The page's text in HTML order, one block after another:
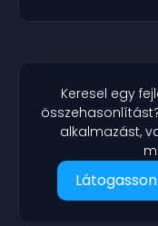
Keresel egy
alkalmazást,